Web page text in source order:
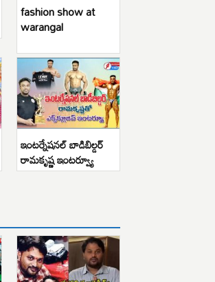
fashion show at
warangal
ఇంటర్నేషనల్ బాడిబిల్డర్
రామకృష్ణ ఇంటర్వ్యూ